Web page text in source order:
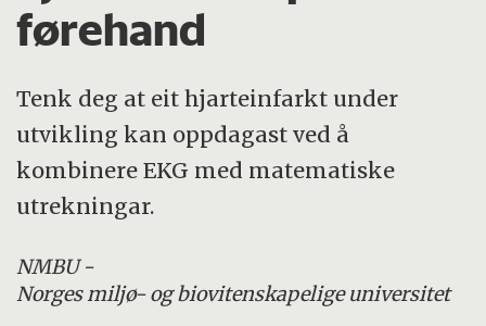
førehand
Tenk deg at eit hjarteinfarkt under
utvikling kan oppdagast ved å
kombinere EKG med matematiske
utrekningar.
NMBU -
Norges miljø- og biovitenskapelige universitet